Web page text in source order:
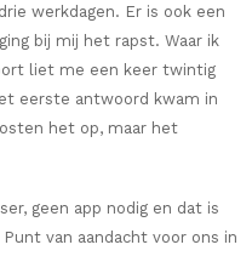
werkdagen. Er is ook een
bij mij het rapst. Waar ik
liet me een keer twintig
eerste antwoord kwam in
het op, maar het
geen app nodig en dat is
van aandacht voor ons in